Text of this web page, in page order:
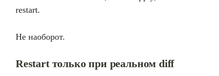
restart.
Не наоборот.
Restart только при реальном diff